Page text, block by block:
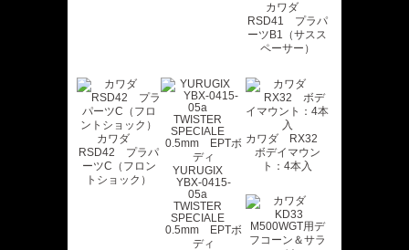
カワダ
RSD41 プラパ
ーツB1（サスス
ペーサー）
カワダ
RSD42 プラパ
ーツC（フロン
トショック）
YURUGIX
YBX-0415-
05a
TWISTER
SPECIALE
0.5mm EPTボ
ディ
カワダ RX32
ボデイマウン
ト：4本入